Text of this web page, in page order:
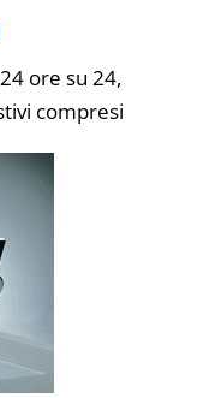
ore su 24,
compresi